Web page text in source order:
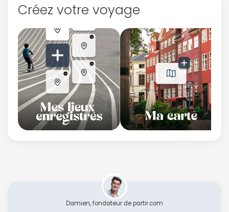
Créez votre voyage
Damien, fondateur de partir.com